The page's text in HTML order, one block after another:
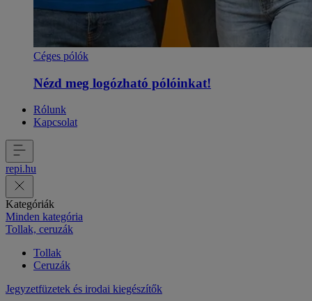
Céges pólók
Nézd meg logózható pólóinkat!
Rólunk
Kapcsolat
repi.hu
Kategóriák
Minden kategória
Tollak, ceruzák
Tollak
Ceruzák
Jegyzetfüzetek és irodai kiegészítők